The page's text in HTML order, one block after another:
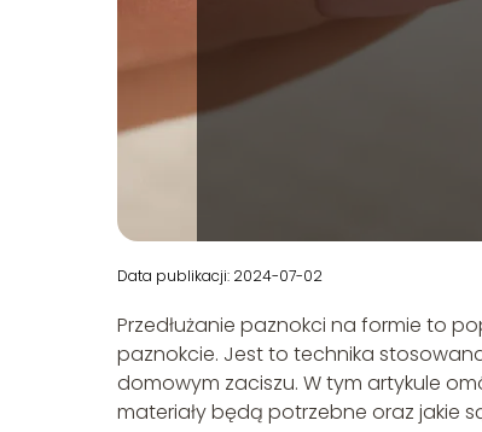
Data publikacji: 2024-07-02
Przedłużanie paznokci na formie to
paznokcie. Jest to technika
domowym zaciszu. W tym artykule
materiały będą potrzebne oraz jakie